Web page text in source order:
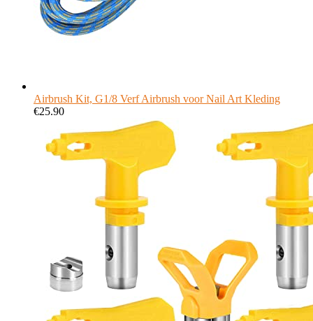
Airbrush Kit, G1/8 Verf Airbrush voor Nail Art Kleding
€25.90